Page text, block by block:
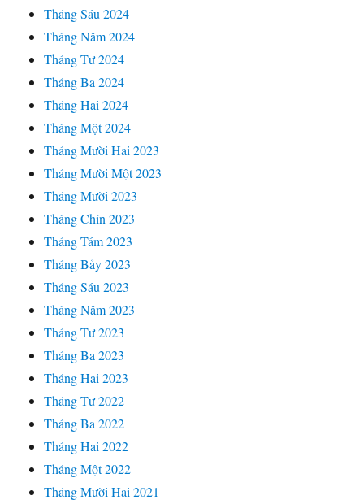
Tháng Sáu 2024
Tháng Năm 2024
Tháng Tư 2024
Tháng Ba 2024
Tháng Hai 2024
Tháng Một 2024
Tháng Mười Hai 2023
Tháng Mười Một 2023
Tháng Mười 2023
Tháng Chín 2023
Tháng Tám 2023
Tháng Bảy 2023
Tháng Sáu 2023
Tháng Năm 2023
Tháng Tư 2023
Tháng Ba 2023
Tháng Hai 2023
Tháng Tư 2022
Tháng Ba 2022
Tháng Hai 2022
Tháng Một 2022
Tháng Mười Hai 2021